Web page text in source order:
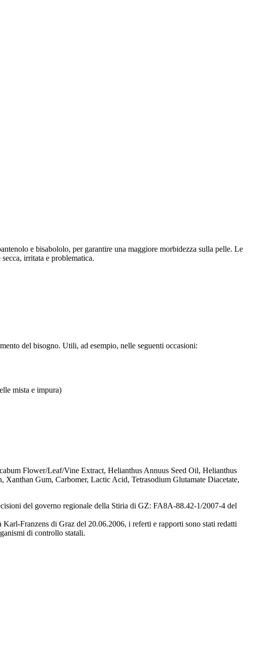
e bisabololo, per garantire una maggiore morbidezza sulla pelle. Le
irritata e problematica.
del bisogno. Utili, ad esempio, nelle seguenti occasioni:
mista e impura)
Flower/Leaf/Vine Extract, Helianthus Annuus Seed Oil, Helianthus
Gum, Carbomer, Lactic Acid, Tetrasodium Glutamate Diacetate,
del governo regionale della Stiria di GZ: FA8A-88.42-1/2007-4 del
Franzens di Graz del 20.06.2006, i referti e rapporti sono stati redatti
di controllo statali.